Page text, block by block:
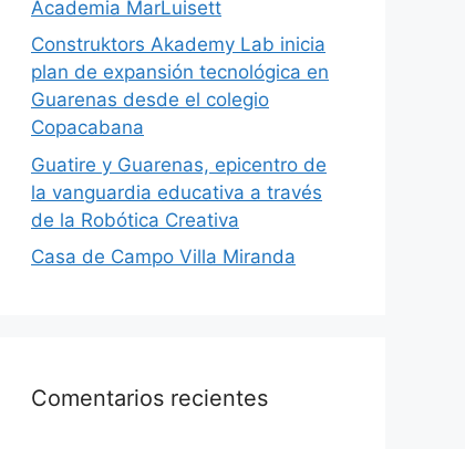
Academia MarLuisett
Construktors Akademy Lab inicia
plan de expansión tecnológica en
Guarenas desde el colegio
Copacabana
Guatire y Guarenas, epicentro de
la vanguardia educativa a través
de la Robótica Creativa
Casa de Campo Villa Miranda
Comentarios recientes